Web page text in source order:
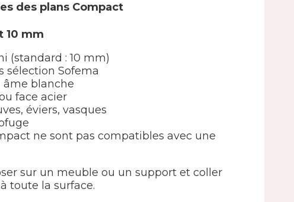
des plans Compact
10 mm
(standard : 10 mm)
sélection Sofema
âme blanche
face acier
éviers, vasques
ne sont pas compatibles avec une
sur un meuble ou un support et coller
toute la surface.